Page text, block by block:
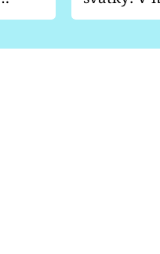
pondělí